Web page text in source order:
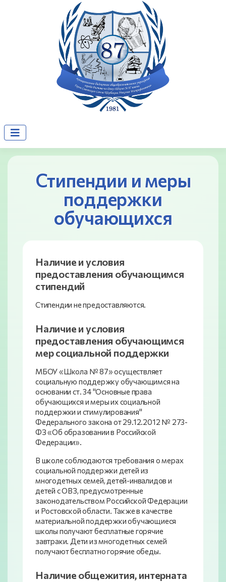
Стипендии и меры
поддержки
обучающихся
Наличие и условия
предоставления обучающимся
стипендий
Стипендии не предоставляются.
Наличие и условия
предоставления обучающимся
мер социальной поддержки
МБОУ «Школа № 87» осуществляет
социальную поддержку обучающимся на
основании ст. 34 "Основные права
обучающихся и меры их социальной
поддержки и стимулирования"
Федерального закона от 29.12.2012 № 273-
ФЗ «Об образовании в Российской
Федерации».
В школе соблюдаются требования о мерах
социальной поддержки детей из
многодетных семей, детей-инвалидов и
детей с ОВЗ, предусмотренные
законодательством Российской Федерации
и Ростовской области. Также в качестве
материальной поддержки обучающиеся
школы получают бесплатные горячие
завтраки. Дети из многодетных семей
получают бесплатно горячие обеды.
Наличие общежития, интерната